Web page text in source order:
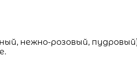
нежно-розовый,